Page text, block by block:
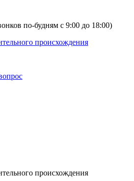
по-будням с 9:00 до 18:00)